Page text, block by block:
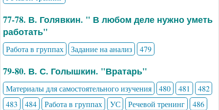
77-78. В. Голявкин. " В любом деле нужно уметь
работать"
Работа в группах Задание на анализ 479
79-80. В. С. Голышкин. "Вратарь"
Материалы для самостоятельного изучения 480 481
482
483
484 Работа в группах УС Речевой тренинг
486